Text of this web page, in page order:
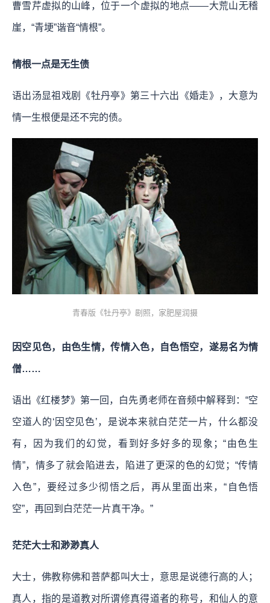
曹雪芹虚拟的山峰，位于一个虚拟的地点——大荒山无稽
崖，“青埂”谐音“情根”。
情根一点是无生债
语出汤显祖戏剧《牡丹亭》第三十六出《婚走》，大意为
情一生根便是还不完的债。
青春版《牡丹亭》剧照，家肥屋润摄
因空见色，由色生情，传情入色，自色悟空，遂易名为情
僧……
语出《红楼梦》第一回，白先勇老师在音频中解释到：“空
空道人的‘因空见色’，是说本来就白茫茫一片，什么都没
有，因为我们的幻觉，看到好多好多的现象；“由色生
情”，情多了就会陷进去，陷进了更深的色的幻觉；“传情
入色”，要经过多少彻悟之后，再从里面出来，“自色悟
空”，再回到白茫茫一片真干净。”
茫茫大士和渺渺真人
大士，佛教称佛和菩萨都叫大士，意思是说德行高的人；
真人，指的是道教对所谓修真得道者的称号，和仙人的意